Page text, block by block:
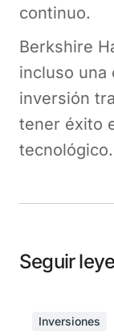
continuo.
Berkshire
incluso una
inversión
tener éxito
tecnológico.
Seguir
Inversiones